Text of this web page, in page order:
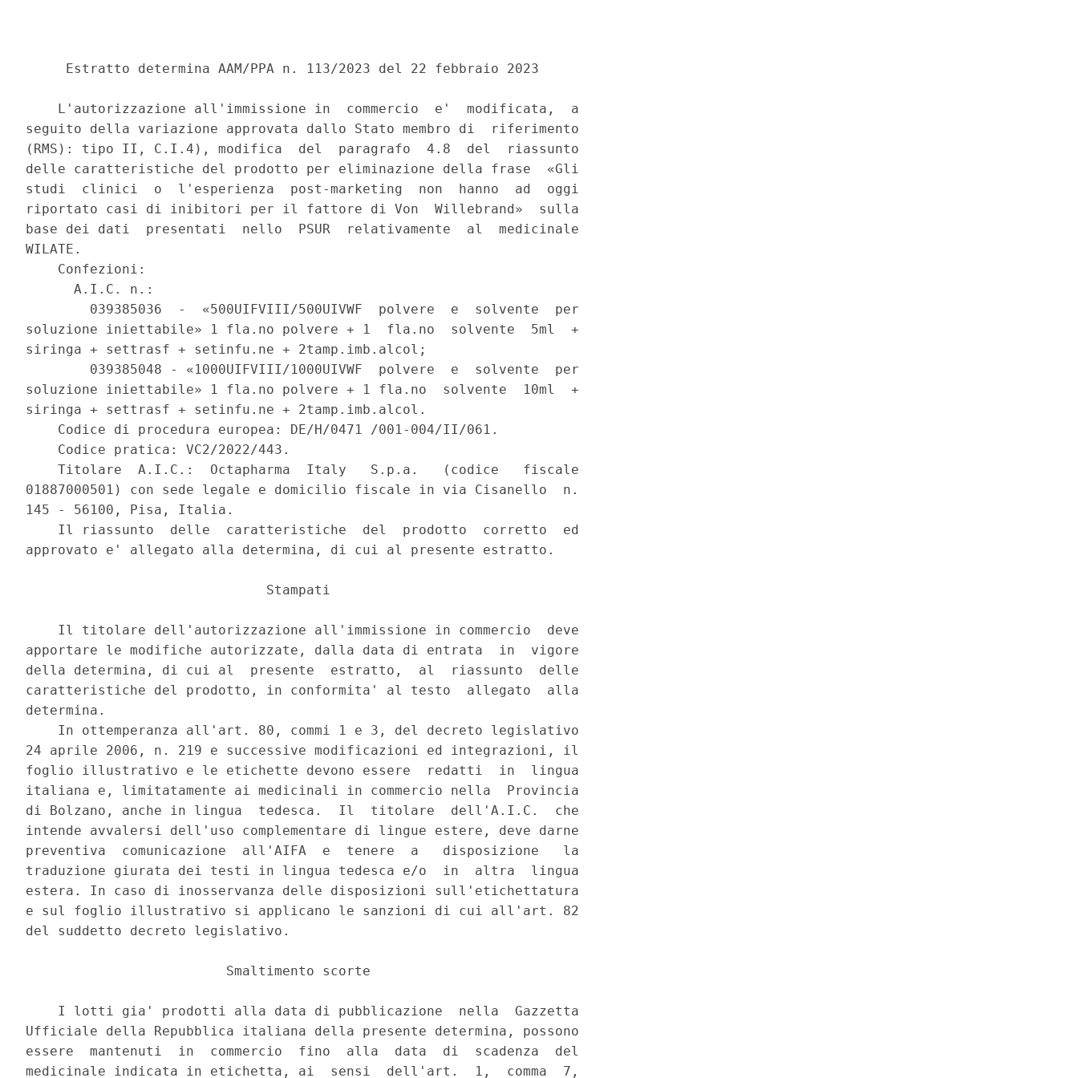
     Estratto determina AAM/PPA n. 113/2023 del 22 febbraio 2023
    L'autorizzazione all'immissione in  commercio  e'  modificata,  a
seguito della variazione approvata dallo Stato membro di  riferimento
(RMS): tipo II, C.I.4), modifica  del  paragrafo  4.8  del  riassunto
delle caratteristiche del prodotto per eliminazione della frase  «Gli
studi  clinici  o  l'esperienza  post-marketing  non  hanno  ad  oggi
riportato casi di inibitori per il fattore di Von  Willebrand»  sulla
base dei dati  presentati  nello  PSUR  relativamente  al  medicinale
WILATE.
    Confezioni:
      A.I.C. n.:
        039385036  -  «500UIFVIII/500UIVWF  polvere  e  solvente  per
soluzione iniettabile» 1 fla.no polvere + 1  fla.no  solvente  5ml  +
siringa + settrasf + setinfu.ne + 2tamp.imb.alcol;
        039385048 - «1000UIFVIII/1000UIVWF  polvere  e  solvente  per
soluzione iniettabile» 1 fla.no polvere + 1 fla.no  solvente  10ml  +
siringa + settrasf + setinfu.ne + 2tamp.imb.alcol.
    Codice di procedura europea: DE/H/0471 /001-004/II/061.
    Codice pratica: VC2/2022/443.
    Titolare  A.I.C.:  Octapharma  Italy   S.p.a.   (codice   fiscale
01887000501) con sede legale e domicilio fiscale in via Cisanello  n.
145 - 56100, Pisa, Italia.
    Il riassunto  delle  caratteristiche  del  prodotto  corretto  ed
approvato e' allegato alla determina, di cui al presente estratto.
                              Stampati
    Il titolare dell'autorizzazione all'immissione in commercio  deve
apportare le modifiche autorizzate, dalla data di entrata  in  vigore
della determina, di cui al  presente  estratto,  al  riassunto  delle
caratteristiche del prodotto, in conformita' al testo  allegato  alla
determina.
    In ottemperanza all'art. 80, commi 1 e 3, del decreto legislativo
24 aprile 2006, n. 219 e successive modificazioni ed integrazioni, il
foglio illustrativo e le etichette devono essere  redatti  in  lingua
italiana e, limitatamente ai medicinali in commercio nella  Provincia
di Bolzano, anche in lingua  tedesca.  Il  titolare  dell'A.I.C.  che
intende avvalersi dell'uso complementare di lingue estere, deve darne
preventiva  comunicazione  all'AIFA  e  tenere  a   disposizione   la
traduzione giurata dei testi in lingua tedesca e/o  in  altra  lingua
estera. In caso di inosservanza delle disposizioni sull'etichettatura
e sul foglio illustrativo si applicano le sanzioni di cui all'art. 82
del suddetto decreto legislativo.
                         Smaltimento scorte
    I lotti gia' prodotti alla data di pubblicazione  nella  Gazzetta
Ufficiale della Repubblica italiana della presente determina, possono
essere  mantenuti  in  commercio  fino  alla  data  di  scadenza  del
medicinale indicata in etichetta, ai  sensi  dell'art.  1,  comma  7,